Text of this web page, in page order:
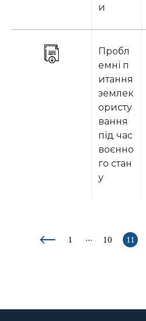
и
Пробл
емні п
итання
землек
ористу
вання
під час
воєнно
го стан
у
1 ... 10 11